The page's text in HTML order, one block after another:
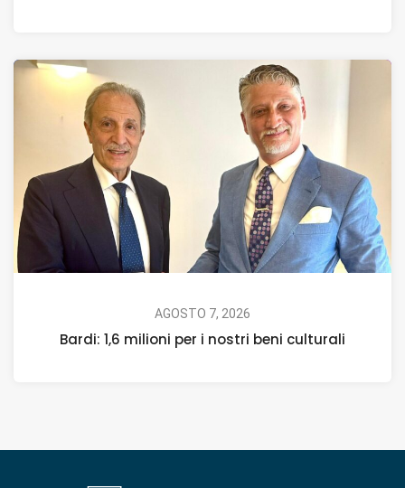
AGOSTO 7, 2026
Bardi: 1,6 milioni per i nostri beni culturali